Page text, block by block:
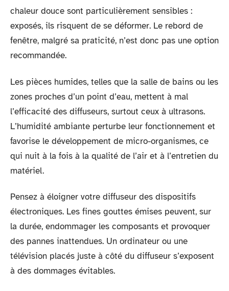
chaleur douce sont particulièrement sensibles :
exposés, ils risquent de se déformer. Le rebord de
fenêtre, malgré sa praticité, n’est donc pas une option
recommandée.
Les pièces humides, telles que la salle de bains ou les
zones proches d’un point d’eau, mettent à mal
l’efficacité des diffuseurs, surtout ceux à ultrasons.
L’humidité ambiante perturbe leur fonctionnement et
favorise le développement de micro-organismes, ce
qui nuit à la fois à la qualité de l’air et à l’entretien du
matériel.
Pensez à éloigner votre diffuseur des dispositifs
électroniques. Les fines gouttes émises peuvent, sur
la durée, endommager les composants et provoquer
des pannes inattendues. Un ordinateur ou une
télévision placés juste à côté du diffuseur s’exposent
à des dommages évitables.